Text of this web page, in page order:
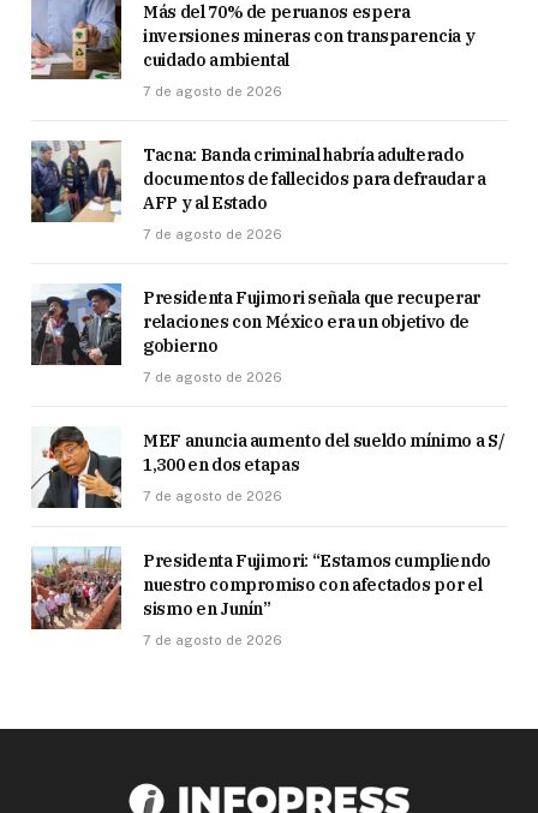
Más del 70% de peruanos espera
inversiones mineras con transparencia y
cuidado ambiental
7 de agosto de 2026
Tacna: Banda criminal habría adulterado
documentos de fallecidos para defraudar a
AFP y al Estado
7 de agosto de 2026
Presidenta Fujimori señala que recuperar
relaciones con México era un objetivo de
gobierno
7 de agosto de 2026
MEF anuncia aumento del sueldo mínimo a S/
1,300 en dos etapas
7 de agosto de 2026
Presidenta Fujimori: “Estamos cumpliendo
nuestro compromiso con afectados por el
sismo en Junín”
7 de agosto de 2026